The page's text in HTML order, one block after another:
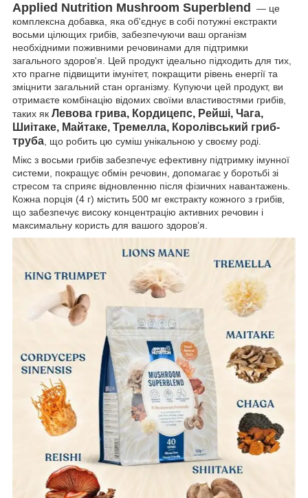
Applied Nutrition Mushroom Superblend
— це
комплексна добавка, яка об'єднує в собі потужні екстракти
восьми цілющих грибів, забезпечуючи ваш організм
необхідними поживними речовинами для підтримки
загального здоров'я. Цей продукт ідеально підходить для тих,
хто прагне підвищити імунітет, покращити рівень енергії та
зміцнити загальний стан організму. Купуючи цей продукт, ви
отримаєте комбінацію відомих своїми властивостями грибів,
таких як Левова грива, Кордицепс, Рейші, Чага,
Шиітаке, Майтаке, Тремелла, Королівський гриб-
труба, що робить цю суміш унікальною у своєму роді.
Мікс з восьми грибів забезпечує ефективну підтримку імунної
системи, покращує обмін речовин, допомагає у боротьбі зі
стресом та сприяє відновленню після фізичних навантажень.
Кожна порція (4 г) містить 500 мг екстракту кожного з грибів,
що забезпечує високу концентрацію активних речовин і
максимальну користь для вашого здоров’я.